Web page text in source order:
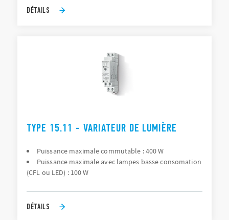
DÉTAILS
TYPE 15.11 - VARIATEUR DE LUMIÈRE
Puissance maximale commutable : 400 W
Puissance maximale avec lampes basse consomation
(CFL ou LED) : 100 W
DÉTAILS